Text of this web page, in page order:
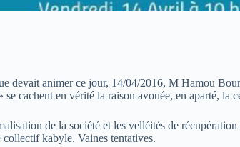
devait animer ce jour, 14/04/2016, M Hamou
cachent en vérité la raison avouée, en aparté,
de la société et les velléités de
kabyle. Vaines tentatives.